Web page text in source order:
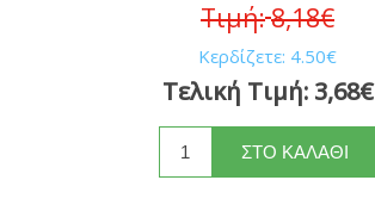
Τιμή:8,18€
Κερδίζετε: 4.50€
Τελική Τιμή: 3,68€